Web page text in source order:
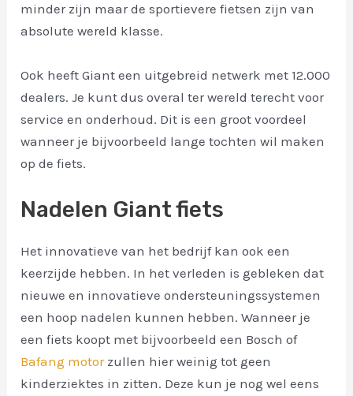
minder zijn maar de sportievere fietsen zijn van
absolute wereld klasse.
Ook heeft Giant een uitgebreid netwerk met 12.000
dealers. Je kunt dus overal ter wereld terecht voor
service en onderhoud. Dit is een groot voordeel
wanneer je bijvoorbeeld lange tochten wil maken
op de fiets.
Nadelen Giant fiets
Het innovatieve van het bedrijf kan ook een
keerzijde hebben. In het verleden is gebleken dat
nieuwe en innovatieve ondersteuningssystemen
een hoop nadelen kunnen hebben. Wanneer je
een fiets koopt met bijvoorbeeld een Bosch of
Bafang motorzullen hier weinig tot geen
kinderziektes in zitten. Deze kun je nog wel eens